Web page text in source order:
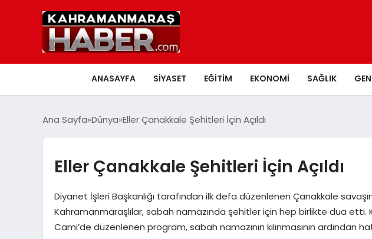
ANASAYFA SIYASET EĞITIM EKONOMI SAĞLIK
Ana Sayfa Dünya Eller Çanakkale Şehitleri İçin Açıldı
Eller Çanakkale Şehitleri İçin Açıldı
Diyanet İşleri Başkanlığı tarafından ilk defa düzenlenen Çanakkale
Kahramanmaraşlılar, sabah namazında şehitler için hep birlikte dua etti.
Cami’de düzenlenen program, sabah namazının kılınmasının ardından